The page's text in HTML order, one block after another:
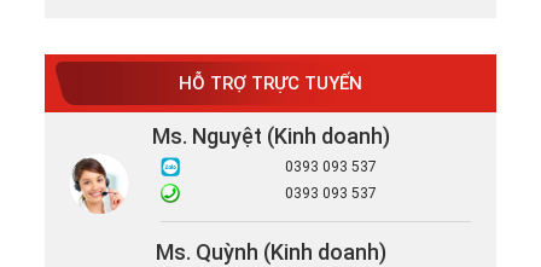
HỖ TRỢ TRỰC TUYẾN
Ms. Nguyệt (Kinh doanh)
0393 093 537
0393 093 537
Ms. Quỳnh (Kinh doanh)